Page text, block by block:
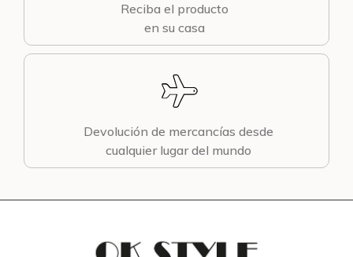
Reciba el producto
en su casa
Devolución de mercancías desde
cualquier lugar del mundo